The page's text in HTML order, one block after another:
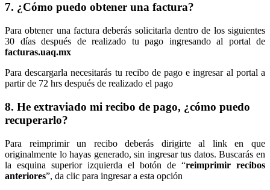
7. ¿Cómo puedo obtener una factura?
Para obtener una factura deberás solicitarla dentro de los siguientes
30 días después de realizado tu pago ingresando al portal de
facturas.uaq.mx
Para descargarla necesitarás tu recibo de pago e ingresar al portal a
partir de 72 hrs después de realizado el pago
8. He extraviado mi recibo de pago, ¿cómo puedo
recuperarlo?
Para reimprimir un recibo deberás dirigirte al link en que
originalmente lo hayas generado, sin ingresar tus datos. Buscarás en
la esquina superior izquierda el botón de “reimprimir recibos
anteriores”, da clic para ingresar a esta opción